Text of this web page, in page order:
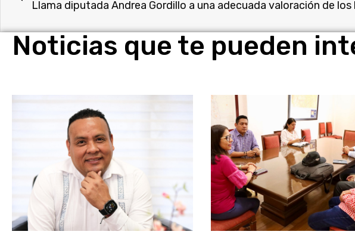
Noticias que te pueden